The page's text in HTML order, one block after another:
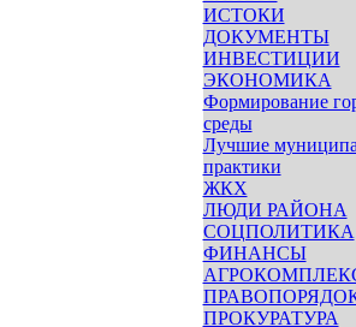
ИСТОКИ
ДОКУМЕНТЫ
ИНВЕСТИЦИИ
ЭКОНОМИКА
Формирование
среды
Лучшие
практики
ЖКХ
ЛЮДИ РАЙОНА
СОЦПОЛИТИКА
ФИНАНСЫ
ПРОКУРАТУРА